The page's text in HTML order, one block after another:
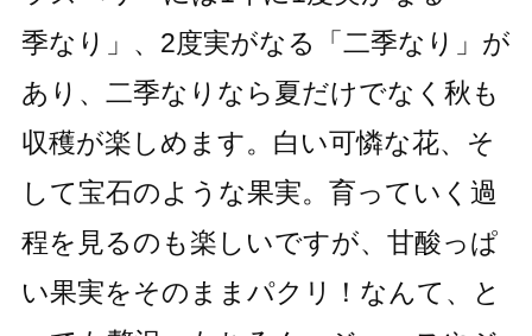
季なり」、2度実がなる「二季なり」が
あり、二季なりなら夏だけでなく秋も
収穫が楽しめます。白い可憐な花、そ
して宝石のような果実。育っていく過
程を見るのも楽しいですが、甘酸っぱ
い果実をそのままパクリ！なんて、と